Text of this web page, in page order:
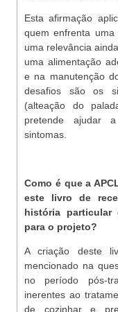
Esta afirmação
quem enfrenta uma
uma relevância
uma alimentação
e na manutenção
desafios são os
(alteação do
pretende ajudar
sintomas.
Como é que a
este livro de
história particular
para o projeto?
A criação deste
mencionado na
no período pós-
inerentes ao
de cozinhar e